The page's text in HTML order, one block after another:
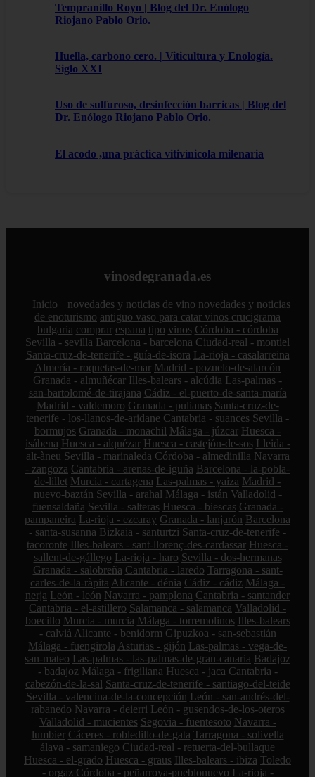
Tempranillo Royo | Blog del Dr. Enólogo
Riojano Pablo Orio.
Huella, carbono cero. | Viticultura y Enología.
Siglo XXI
Uso de sulfuroso, desinfección barricas | Blog del
Dr. Enólogo Riojano Pablo Orio.
El acodo ,una práctica vitivínicola milenaria
vinosdegranada.es
Inicio novedades y noticias de vino novedades y noticias
de enoturismo antiguo vaso para catar vinos crucigrama
bulgaria comprar espana tipo vinos Córdoba - córdoba
Sevilla - sevilla Barcelona - barcelona Ciudad-real - montiel
Santa-cruz-de-tenerife - guía-de-isora La-rioja - casalarreina
Almería - roquetas-de-mar Madrid - pozuelo-de-alarcón
Granada - almuñécar Illes-balears - alcúdia Las-palmas -
san-bartolomé-de-tirajana Cádiz - el-puerto-de-santa-maría
Madrid - valdemoro Granada - pulianas Santa-cruz-de-
tenerife - los-llanos-de-aridane Cantabria - suances Sevilla -
bormujos Granada - monachil Málaga - júzcar Huesca -
isábena Huesca - alquézar Huesca - castejón-de-sos Lleida -
alt-àneu Sevilla - marinaleda Córdoba - almedinilla Navarra
- zangoza Cantabria - arenas-de-iguña Barcelona - la-pobla-
de-lillet Murcia - cartagena Las-palmas - yaiza Madrid -
nuevo-baztán Sevilla - arahal Málaga - istán Valladolid -
fuensaldaña Sevilla - salteras Huesca - biescas Granada -
pampaneira La-rioja - ezcaray Granada - lanjarón Barcelona
- santa-susanna Bizkaia - santurtzi Santa-cruz-de-tenerife -
tacoronte Illes-balears - sant-llorenç-des-cardassar Huesca -
sallent-de-gállego La-rioja - haro Sevilla - dos-hermanas
Granada - salobreña Cantabria - laredo Tarragona - sant-
carles-de-la-ràpita Alicante - dénia Cádiz - cádiz Málaga -
nerja León - león Navarra - pamplona Cantabria - santander
Cantabria - el-astillero Salamanca - salamanca Valladolid -
boecillo Murcia - murcia Málaga - torremolinos Illes-balears
- calvià Alicante - benidorm Gipuzkoa - san-sebastián
Málaga - fuengirola Asturias - gijón Las-palmas - vega-de-
san-mateo Las-palmas - las-palmas-de-gran-canaria Badajoz
- badajoz Málaga - frigiliana Huesca - jaca Cantabria -
cabezón-de-la-sal Santa-cruz-de-tenerife - santiago-del-teide
Sevilla - valencina-de-la-concepción León - san-andrés-del-
rabanedo Navarra - deierri León - gusendos-de-los-oteros
Valladolid - mucientes Segovia - fuentesoto Navarra -
lumbier Cáceres - robledillo-de-gata Tarragona - solivella
álava - samaniego Ciudad-real - retuerta-del-bullaque
Huesca - el-grado Huesca - graus Illes-balears - ibiza Toledo
- orgaz Córdoba - peñarroya-pueblonuevo La-rioja -